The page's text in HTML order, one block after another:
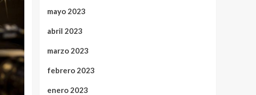
mayo 2023
abril 2023
marzo 2023
febrero 2023
enero 2023